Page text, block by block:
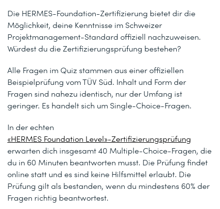
Die HERMES-Foundation-Zertifizierung bietet dir die
Möglichkeit, deine Kenntnisse im Schweizer
Projektmanagement-Standard offiziell nachzuweisen.
Würdest du die Zertifizierungsprüfung bestehen?
Alle Fragen im Quiz stammen aus einer offiziellen
Beispielprüfung vom TÜV Süd. Inhalt und Form der
Fragen sind nahezu identisch, nur der Umfang ist
geringer. Es handelt sich um Single-Choice-Fragen.
In der echten
«HERMES Foundation Level»-Zertifizierungsprüfung
erwarten dich insgesamt 40 Multiple-Choice-Fragen, die
du in 60 Minuten beantworten musst. Die Prüfung findet
online statt und es sind keine Hilfsmittel erlaubt. Die
Prüfung gilt als bestanden, wenn du mindestens 60% der
Fragen richtig beantwortest.